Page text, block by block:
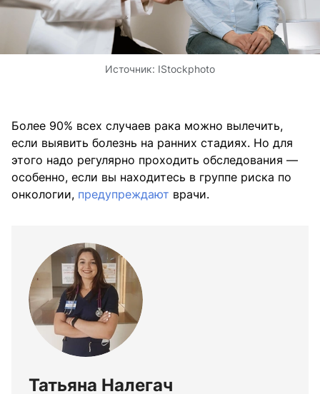
Источник: IStockphoto
Более 90% всех случаев рака можно вылечить,
если выявить болезнь на ранних стадиях. Но для
этого надо регулярно проходить обследования —
особенно, если вы находитесь в группе риска по
онкологии, предупреждают врачи.
Татьяна Налегач